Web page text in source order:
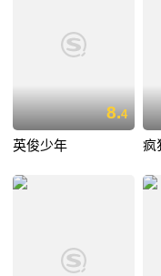
8.4
英俊少年 疯